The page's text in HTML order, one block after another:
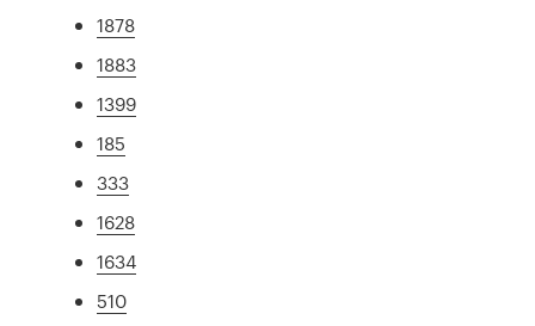
1878
1883
1399
185
333
1628
1634
510